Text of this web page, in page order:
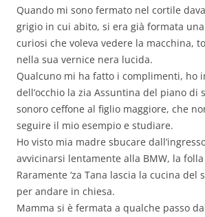
Quando mi sono fermato nel cortile
grigio in cui abito, si era già formata
curiosi che voleva vedere la macchina,
nella sua vernice nera lucida.
Qualcuno mi ha fatto i complimenti, ho
dell’occhio la zia Assuntina del piano di
sonoro ceffone al figlio maggiore, che
seguire il mio esempio e studiare.
Ho visto mia madre sbucare
avvicinarsi lentamente alla BMW, la
Raramente ‘za Tana lascia la cucina del
per andare in chiesa.
Mamma si è fermata a qualche passo